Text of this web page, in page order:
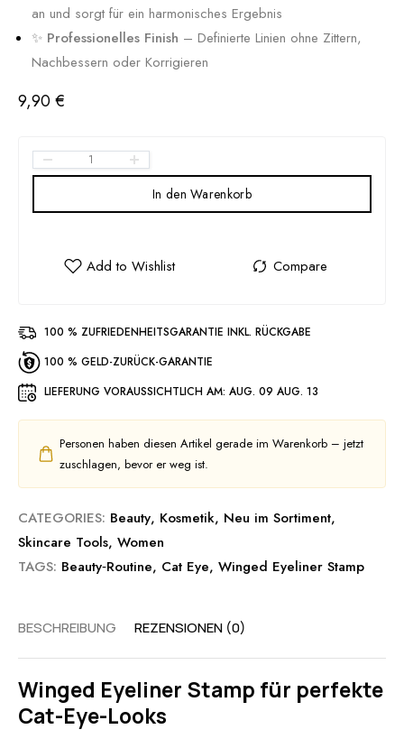
an und sorgt für ein harmonisches Ergebnis
✨ Professionelles Finish – Definierte Linien ohne Zittern,
Nachbessern oder Korrigieren
9,90€
In den Warenkorb
100 % ZUFRIEDENHEITSGARANTIE INKL. RÜCKGABE
100 % GELD-ZURÜCK-GARANTIE
LIEFERUNG VORAUSSICHTLICH AM: AUG. 09 AUG. 13
Personen haben diesen Artikel gerade im Warenkorb – jetzt
zuschlagen, bevor er weg ist.
CATEGORIES: Beauty, Kosmetik, Neu im Sortiment,
Skincare Tools, Women
TAGS: Beauty‑Routine, Cat Eye, Winged Eyeliner Stamp
BESCHREIBUNG REZENSIONEN (0)
Winged Eyeliner Stamp für perfekte
Cat-Eye-Looks